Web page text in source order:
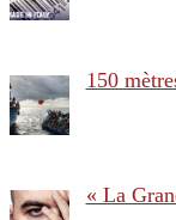
150
« La